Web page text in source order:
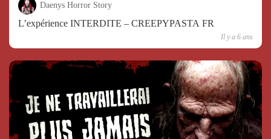
Daenys Horror Story
L’expérience INTERDITE – CREEPYPASTA FR
Il y a 6 ans